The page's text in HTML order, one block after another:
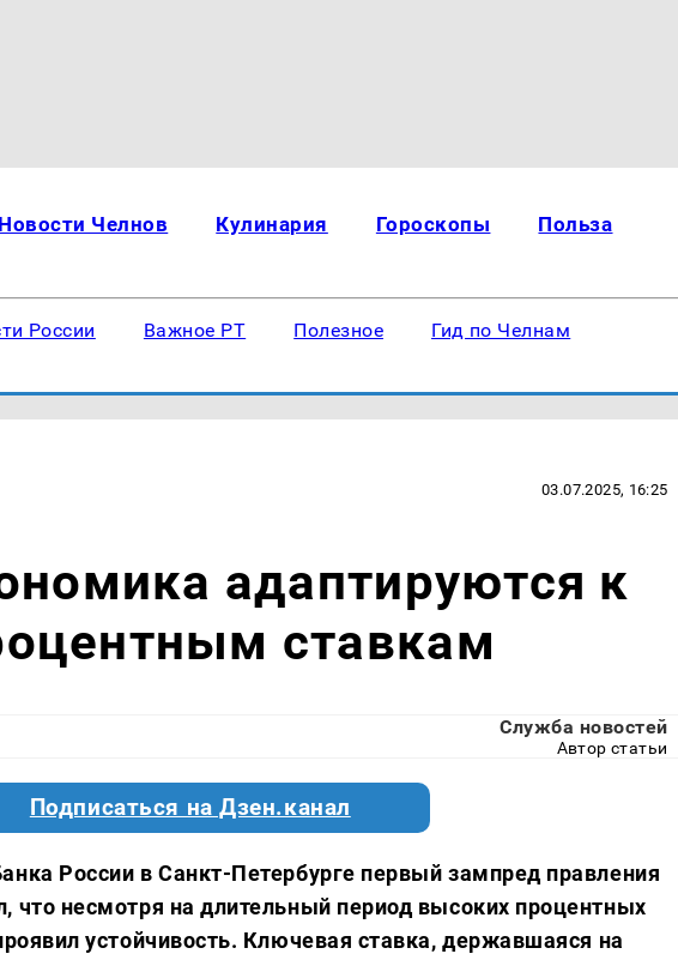
Новости Челнов Кулинария Гороскопы Польза
России Важное РТ Полезное Гид по Челнам
03.07.2025, 16:25
адаптируются к
ставкам
Служба новостей
Автор статьи
Подписаться на Дзен.канал
России в Санкт-Петербурге первый зампред правления
что несмотря на длительный период высоких процентных
устойчивость. Ключевая ставка, державшаяся на